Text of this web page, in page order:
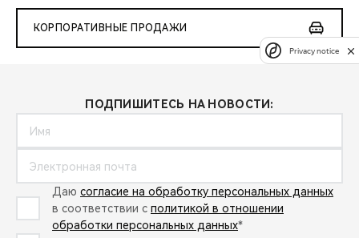
КОРПОРАТИВНЫЕ ПРОДАЖИ
ПОДПИШИТЕСЬ НА НОВОСТИ:
Даю согласие на обработку персональных данных
в соответствии с политикой в отношении
обработки персональных данных*
Privacy notice